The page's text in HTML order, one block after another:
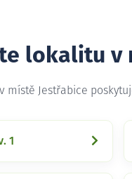
lokalitu v
místě Jestřabice
1